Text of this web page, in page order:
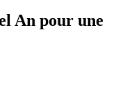
An pour une